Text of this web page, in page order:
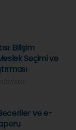
Bilişim
Seçimi ve
ve e-